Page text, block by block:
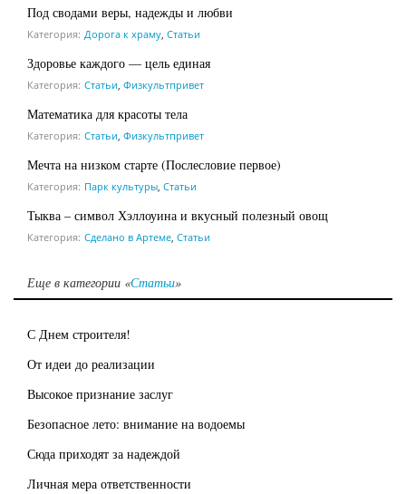
Под сводами веры, надежды и любви
Категория: Дорога к храму, Статьи
Здоровье каждого — цель единая
Категория: Статьи, Физкультпривет
Математика для красоты тела
Категория: Статьи, Физкультпривет
Мечта на низком старте (Послесловие первое)
Категория: Парк культуры, Статьи
Тыква – символ Хэллоуина и вкусный полезный овощ
Категория: Сделано в Артеме, Статьи
Еще в категории «Статьи»
С Днем строителя!
От идеи до реализации
Высокое признание заслуг
Безопасное лето: внимание на водоемы
Сюда приходят за надеждой
Личная мера ответственности